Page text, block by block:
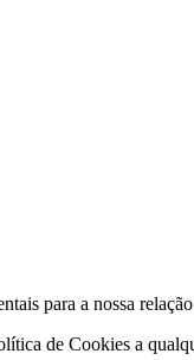
para a nossa
de Cookies a